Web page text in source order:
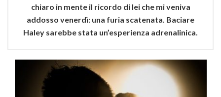
chiaro in mente il ricordo di lei che mi veniva
addosso venerdì: una furia scatenata. Baciare
Haley sarebbe stata un’esperienza adrenalinica.